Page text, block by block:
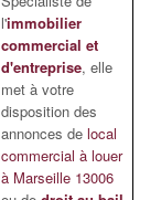
l'immobilier
commercial et
d'entreprise, elle
met à votre
disposition des
annonces de local
commercial à louer
à Marseille 13006